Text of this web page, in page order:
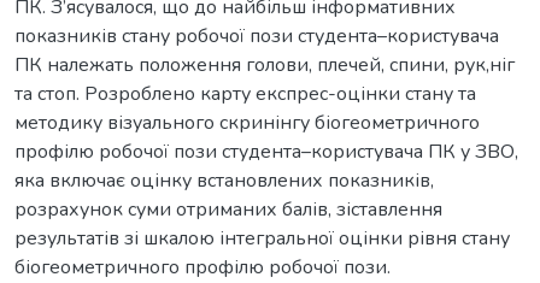
ПК. З’ясувалося, що до найбільш інформативних
показників стану робочої пози студента–користувача
ПК належать положення голови, плечей, спини, рук,ніг
та стоп. Розроблено карту експрес-оцінки стану та
методику візуального скринінгу біогеометричного
профілю робочої пози студента–користувача ПК у ЗВО,
яка включає оцінку встановлених показників,
розрахунок суми отриманих балів, зіставлення
результатів зі шкалою інтегральної оцінки рівня стану
біогеометричного профілю робочої пози.